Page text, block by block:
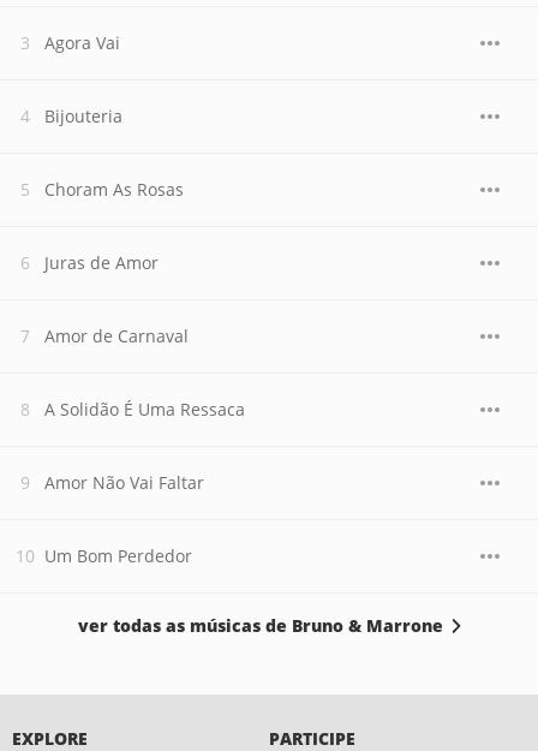
Agora Vai
Bijouteria
Choram As Rosas
Juras de Amor
Amor de Carnaval
A Solidão É Uma Ressaca
Amor Não Vai Faltar
Um Bom Perdedor
ver todas as músicas de Bruno & Marrone
EXPLORE PARTICIPE